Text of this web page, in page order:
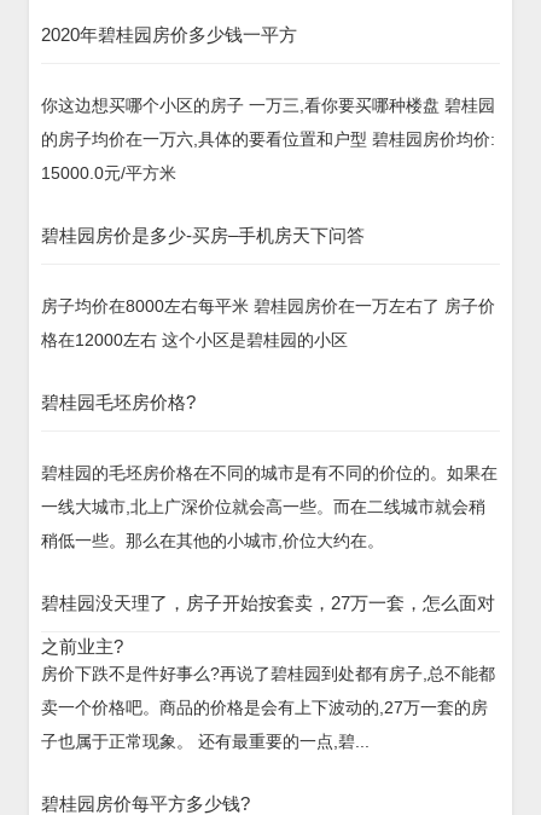
2020年碧桂园房价多少钱一平方
你这边想买哪个小区的房子 一万三,看你要买哪种楼盘 碧桂园
的房子均价在一万六,具体的要看位置和户型 碧桂园房价均价:
15000.0元/平方米
碧桂园房价是多少-买房–手机房天下问答
房子均价在8000左右每平米 碧桂园房价在一万左右了 房子价
格在12000左右 这个小区是碧桂园的小区
碧桂园毛坯房价格?
碧桂园的毛坯房价格在不同的城市是有不同的价位的。如果在
一线大城市,北上广深价位就会高一些。而在二线城市就会稍
稍低一些。那么在其他的小城市,价位大约在。
碧桂园没天理了，房子开始按套卖，27万一套，怎么面对
之前业主?
房价下跌不是件好事么?再说了碧桂园到处都有房子,总不能都
卖一个价格吧。商品的价格是会有上下波动的,27万一套的房
子也属于正常现象。 还有最重要的一点,碧...
碧桂园房价每平方多少钱?